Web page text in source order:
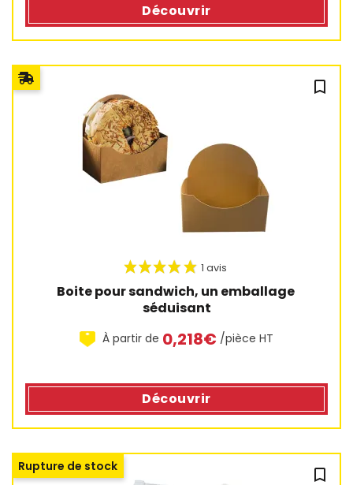
Découvrir
bookmark_outline
Boite pour sandwich, un emballage
séduisant
À partir de 0,218€ /pièce HT
Découvrir
bookmark_outline
Rupture de stock